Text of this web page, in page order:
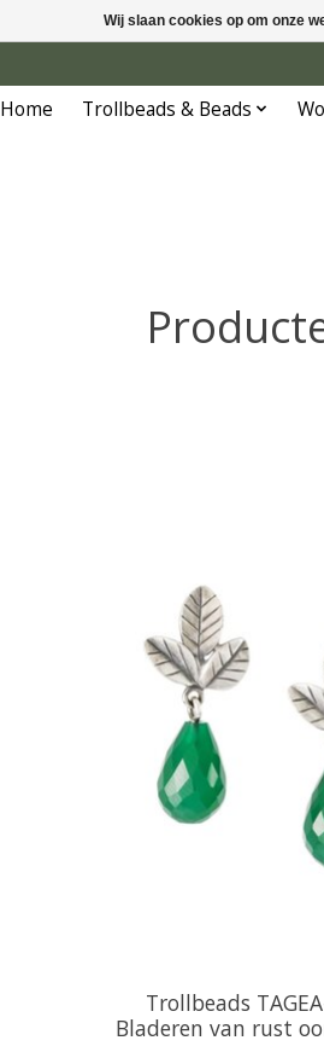
Home Trollbeads & Beads
Trollbeads
Bladeren van rust
Wij slaan cookies op om onze